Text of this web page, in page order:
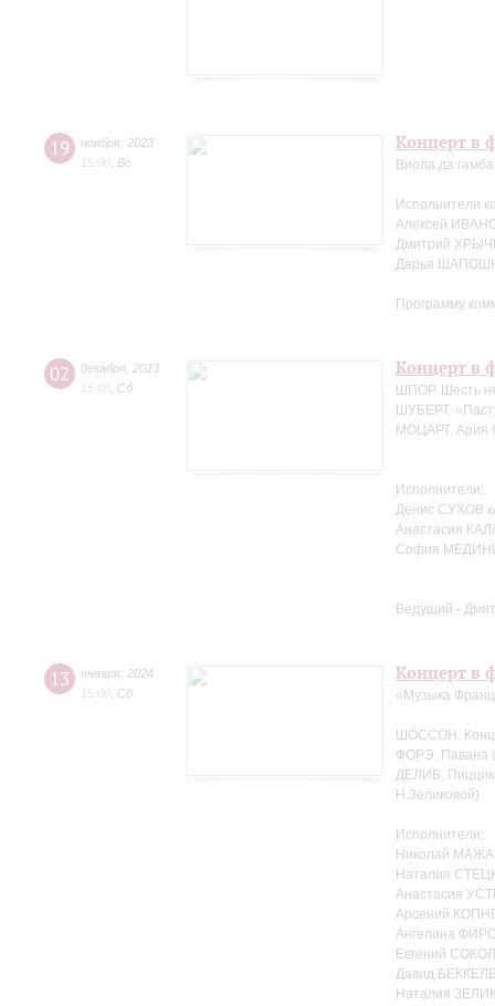
19 ноября 2023
15:00 Вс
Концерт в
Виола да
Исполнители
Алексей
Дмитрий
Дарья
Программу
02 декабря 2023
15:00 Сб
Концерт в
ШПОР. Шесть
ШУБЕРТ.
МОЦАРТ. Ария
Исполнители:
Денис СУХОВ
Анастасия
София
Ведущий -
13 января 2024
15:00 Сб
Концерт в
«Музыка
ШОССОН.
ФОРЭ. Павана
ДЕЛИБ.
Н.Зеликовой)
Исполнители:
Николай
Наталия
Анастасия
Арсений
Ангелина
Евгений
Давид
Наталия